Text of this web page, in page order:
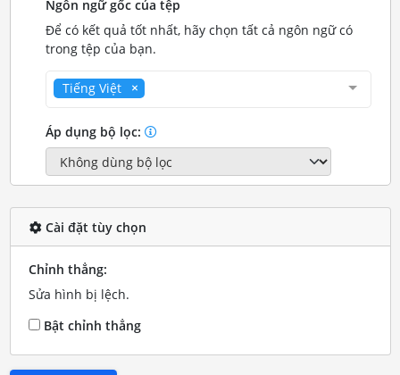
Ngôn ngữ gốc của tệp
Để có kết quả tốt nhất, hãy chọn tất cả ngôn ngữ có
trong tệp của bạn.
Tiếng Việt
Áp dụng bộ lọc:
Cài đặt tùy chọn
Chỉnh thẳng:
Sửa hình bị lệch.
Bật chỉnh thẳng